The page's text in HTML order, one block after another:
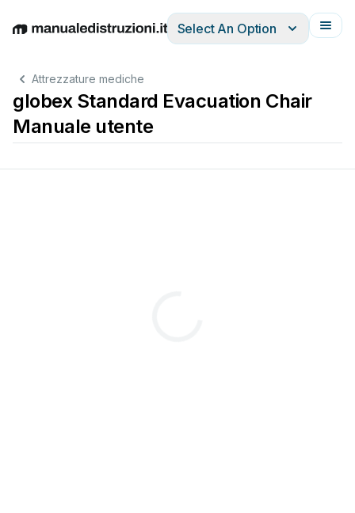
EnglishDeutschEspañolItalianoFrançais
Select An Option
Attrezzature mediche
globex Standard Evacuation Chair
Manuale utente